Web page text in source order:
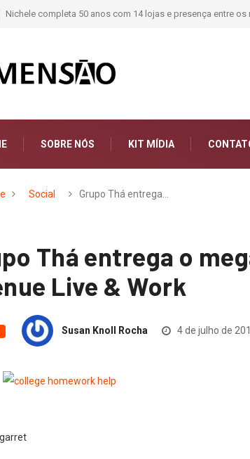
Moda deixa de seguir tendências e passa a contar
SOBRE NÓS KIT MÍDIA
Social Grupo Thá entrega…
Thá entrega o
Live & Work
Susan Knoll Rocha 4 de julho de